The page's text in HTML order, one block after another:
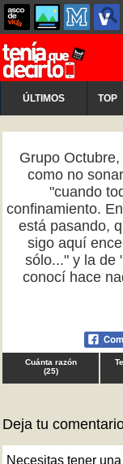
ÚLTIMOS TOP
Grupo
como no
"cuando
confinamiento.
está pasando,
sigo aquí
sólo..." y la de
conocí hace
Cuánta razón
(25)
Deja tu
Necesitas tener